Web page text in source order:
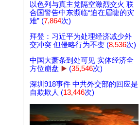
以色列与真主党隔空激烈交火 联
合国警告中东濒临“迫在眉睫的灾
难” (7,864次)
拜登：习近平为处理经济减少外
交冲突 但侵略行为不变 (8,536次)
中国大萧条到处可见 实体经济全
方位崩盘 ▶️ (35,546次)
深圳918事件 中共外交部的回应是
自欺欺人 (13,446次)